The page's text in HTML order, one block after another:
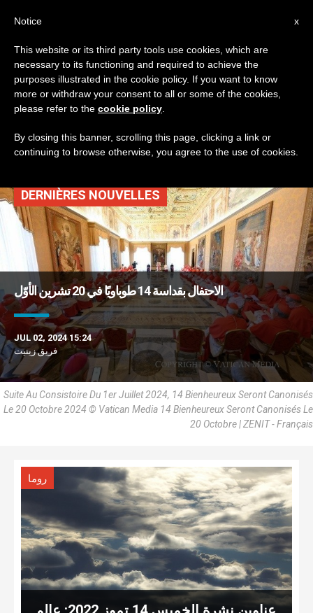
TAG
Posts Tagged ‘تذكر
الشهداء المسابكيين’
DERNIÈRES NOUVELLES
الاحتفال بقداسة 14 طوباويًا في 20 تشرين الأوّل
JUL 02, 2024 15:24
فريق زينيت
Suite Au Consistoire Du 1er Juillet 2024, 14 Bienheureux Seront Canonisés
Le 20 Octobre 2024 © Vatican Media 14 Bienheureux Seront Canonisés Le
20 Octobre | ZENIT - Français
روما
x
Notice
This website or its third party tools use cookies, which are
necessary to its functioning and required to achieve the
purposes illustrated in the cookie policy. If you want to know
more or withdraw your consent to all or some of the cookies,
please refer to the cookie policy
By closing this banner, scrolling this page, clicking a link or
continuing to browse otherwise, you agree to the use of cookies.